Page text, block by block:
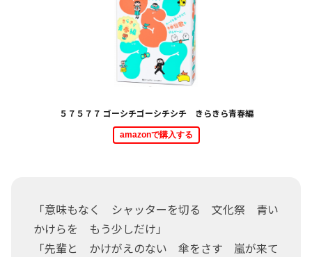
５７５７７ ゴーシチゴーシチシチ きらきら青春編
amazonで購入する
「意味もなく シャッターを切る 文化祭 青い
かけらを もう少しだけ」
「先輩と かけがえのない 傘をさす 嵐が来て